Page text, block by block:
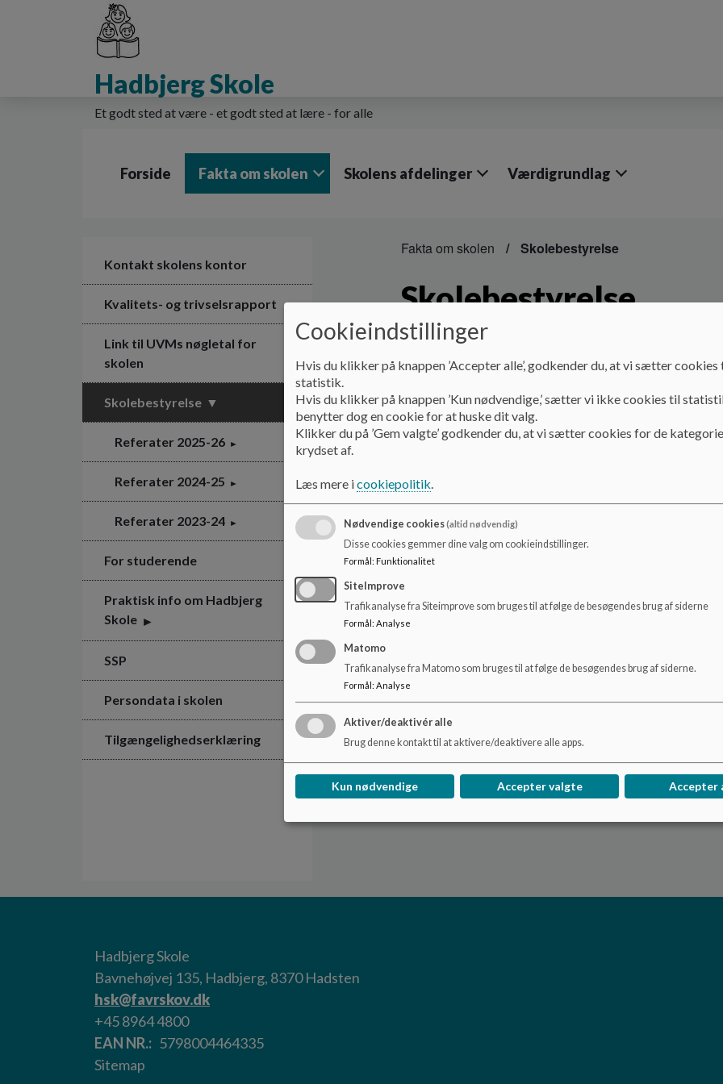
Hadbjerg Skole
Et godt sted at være - et godt sted at lære - for alle
Forside Fakta om skolen Skolens afdelinger Værdigrundlag
Kontakt skolens kontor
Kvalitets- og trivselsrapport
Link til UVMs nøgletal for
skolen
Skolebestyrelse
Referater 2025-26
Referater 2024-25
Referater 2023-24
For studerende
Praktisk info om Hadbjerg
Skole
SSP
Persondata i skolen
Tilgængelighedserklæring
Fakta om skolen Skolebestyrelse
Skolebestyrelse
Skolebestyrelsen består af 7 forældrerepræsentanter
personalerepræsentanter og skolens ledelse.
Bestyrelsen er består fra 1. august 2026 af:
Josepha Harms Axelsen, Forældrerepræsentant
Bruno Borup Nielsen, Forældrerepræsentant
Mette Møller Poulsen, Forældrerepræsentant
Lisbeth Møller Rasmussen, Forældrerepræsentant
Stine Lynggaard Mikkelsen,Forældrerepræsentant
Sasja Myrup Høgh, Personalerepræsentant
Suppleanter
Tanni Rasmussen
Hadbjerg Skole
Bavnehøjvej 135, Hadbjerg, 8370 Hadsten
hsk@favrskov.dk
+45 8964 4800
EAN NR.
5798004464335
Sitemap
Cookieindstillinger
Hvis du klikker på knappen ’Accepter alle’, godkender du, at vi sætter
statistik.
Hvis du klikker på knappen ’Kun nødvendige,’ sætter vi ikke cookies til
benytter dog en cookie for at huske dit valg.
Klikker du på ’Gem valgte’ godkender du, at vi sætter cookies for de
krydset af.
Læs mere icookiepolitik.
Nødvendige cookies(altid nødvendig)
Disse cookies gemmer dine valg om cookieindstillinger.
Formål : Funktionalitet
SiteImprove
Trafikanalyse fra Siteimprove som bruges til at følge de besøgendes brug af siderne
Formål : Analyse
Matomo
Trafikanalyse fra Matomo som bruges til at følge de besøgendes brug af siderne.
Formål: Analyse
Aktiver/deaktivér alle
Brug denne kontakt til at aktivere/deaktivere alle apps.
Kun nødvendige Accepter valgte Accepter